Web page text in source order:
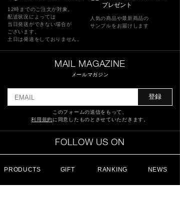
PRODUCTS GIFT RANKING NEWS
12時までのご注文が対象。
配送状況によっては
当日発送ができない場合が
ございます。
土日は発送をしておりません。
プレゼント
人気の商品や最新商品の
サンプルをお届けします
MAIL MAGAZINE
メールマガジン
登録
このフォームの送信をもって、
利用規約に同意したものとさせていただきます。
FOLLOW US ON
特定商取引法に基づく表記 ショッピングガイド